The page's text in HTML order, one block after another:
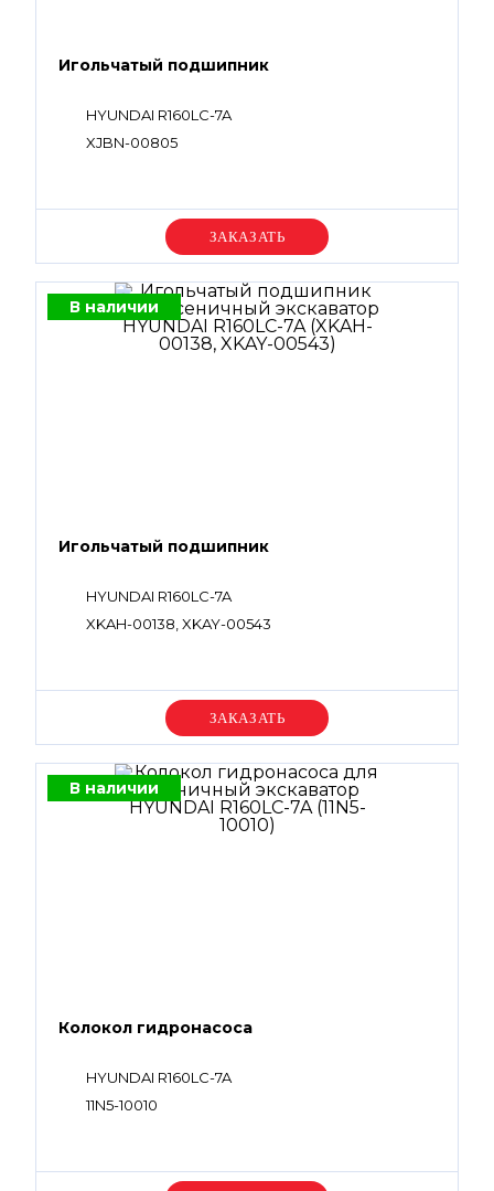
Игольчатый подшипник
HYUNDAI R160LC-7A
XJBN-00805
Уточняйте цену
В наличии
Игольчатый подшипник
HYUNDAI R160LC-7A
XKAH-00138, XKAY-00543
Уточняйте цену
В наличии
Колокол гидронасоса
HYUNDAI R160LC-7A
11N5-10010